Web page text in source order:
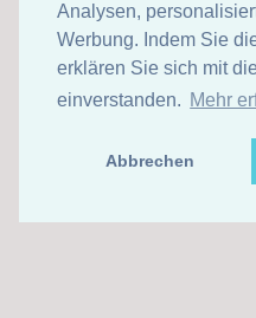
Analysen,
Werbung. Indem Sie
erklären Sie sich mit
einverstanden. Mehr
Abbrechen